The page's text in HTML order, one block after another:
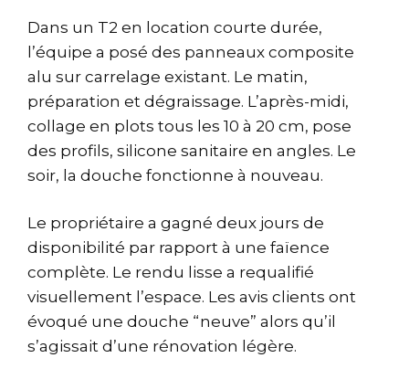
Dans un T2 en location courte durée,
l’équipe a posé des panneaux composite
alu sur carrelage existant. Le matin,
préparation et dégraissage. L’après-midi,
collage en plots tous les 10 à 20 cm, pose
des profils, silicone sanitaire en angles. Le
soir, la douche fonctionne à nouveau.
Le propriétaire a gagné deux jours de
disponibilité par rapport à une faïence
complète. Le rendu lisse a requalifié
visuellement l’espace. Les avis clients ont
évoqué une douche “neuve” alors qu’il
s’agissait d’une rénovation légère.